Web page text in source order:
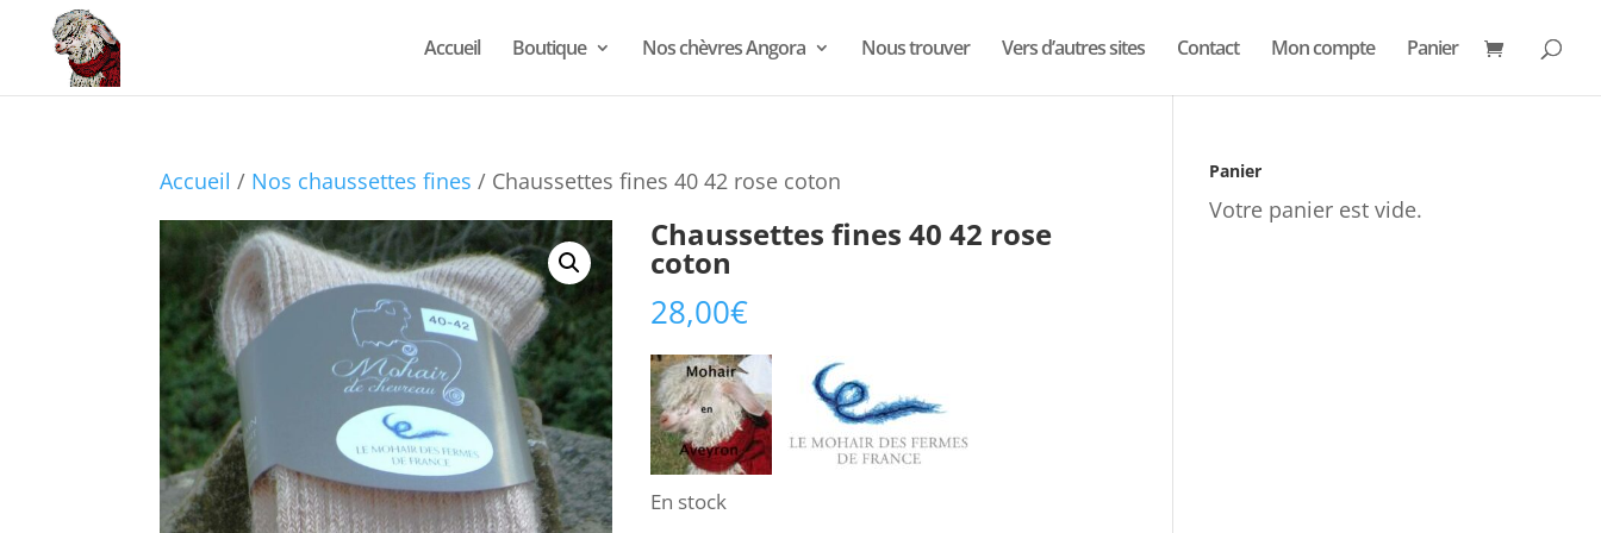
Accueil Boutique Nos chèvres Angora Nous trouver Vers d’autres sites Contact Mon compte Panier
Accueil / Nos chaussettes fines / Chaussettes fines 40 42 rose coton
Chaussettes fines 40 42 rose
coton
28,00€
En stock
Panier
Votre panier est vide.